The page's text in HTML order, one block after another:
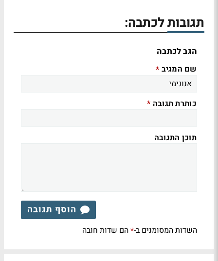
תגובות לכתבה:
הגב לכתבה
שם המגיב *
כותרת תגובה *
תוכן התגובה
הוסף תגובה
השדות המסומנים ב-*הם שדות חובה